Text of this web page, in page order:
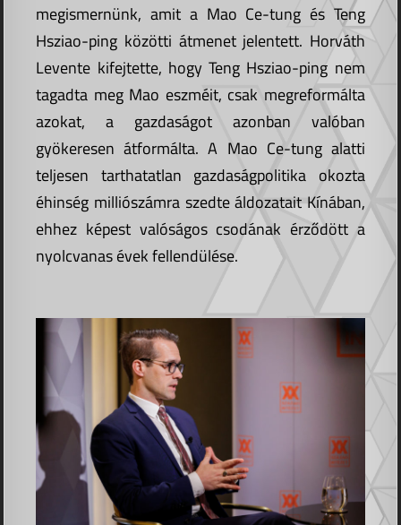
megismernünk, amit a Mao Ce-tung és Teng
Hsziao-ping közötti átmenet jelentett. Horváth
Levente kifejtette, hogy Teng Hsziao-ping nem
tagadta meg Mao eszméit, csak megreformálta
azokat, a gazdaságot azonban valóban
gyökeresen átformálta. A Mao Ce-tung alatti
teljesen tarthatatlan gazdaságpolitika okozta
éhinség milliószámra szedte áldozatait Kínában,
ehhez képest valóságos csodának érződött a
nyolcvanas évek fellendülése.